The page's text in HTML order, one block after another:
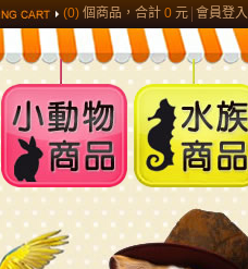
(0) 個商品，合計 0 元 會員登入
小動物商品 水族商品